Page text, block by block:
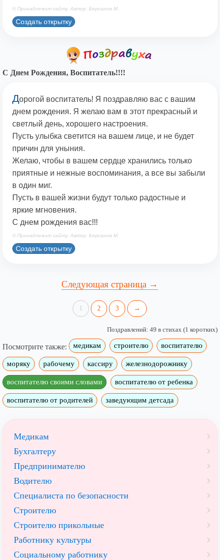
© Принадлежит сайту. Автор: Берсанов М.
Создать открытку
С Днем Рождения, Воспитатель!!!!
Дорогой воспитатель! Я поздравляю вас с вашим
днем рождения. Я желаю вам в этот прекрасный и
светлый день, хорошего настроения.
Пусть улыбка светится на вашем лице, и не будет
причин для уныния.
Желаю, чтобы в вашем сердце хранились только
приятные и нежные воспоминания, а все вы забыли
в один миг.
Пусть в вашей жизни будут только радостные и
яркие мгновения.
С днем рождения вас!!!
© Принадлежит сайту. Автор: Берсанов М.
Создать открытку
Следующая страница →
1 2 3 →
Поздравлений: 49 в стихах (1 коротких)
Посмотрите также: медикам строителю воспитателю
моряку рабочему кассиру железнодорожнику
воспитателю своими словами воспитателю от ребенка
воспитателю от родителей заведующим детсада
Медикам
Бухгалтеру
Предпринимателю
Водителю
Специалиста по безопасности
Строителю
Строителю прикольные
Работнику культуры
Социальному работнику